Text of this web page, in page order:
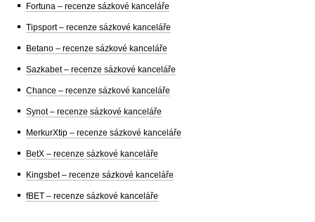
Fortuna – recenze sázkové kanceláře
Tipsport – recenze sázkové kanceláře
Betano – recenze sázkové kanceláře
Sazkabet – recenze sázkové kanceláře
Chance – recenze sázkové kanceláře
Synot – recenze sázkové kanceláře
MerkurXtip – recenze sázkové kanceláře
BetX – recenze sázkové kanceláře
Kingsbet – recenze sázkové kanceláře
fBET – recenze sázkové kanceláře